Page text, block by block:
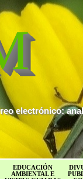
EDUCACIÓN
AMBIENTAL E
electrónico: